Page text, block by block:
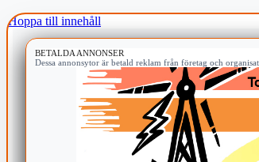
Hoppa till innehåll
BETALDA ANNONSER
Dessa annonsytor är betald reklam från företag och